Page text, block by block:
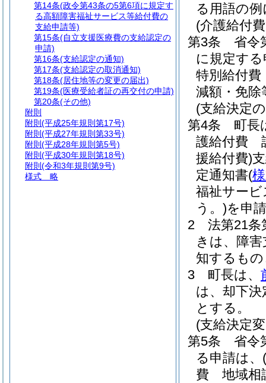
る用語の
(介護給付
第3条
省令
に規定す
特別給付
減額・免除
(支給決定
第4条
町長
護給付費
援給付費)
定通知書(
福祉サー
う。)を申
2
法第21
きは、障
知するも
3
町長は、
は、却下決
とする。
(支給決定
第5条
省令
る申請は、
費 地域相
第14条(政令第43条の5第6項に規定す
る高額障害福祉サービス等給付費の
支給申請等)
第15条(自立支援医療費の支給認定の
申請)
第16条(支給認定の通知)
第17条(支給認定の取消通知)
第18条(居住地等の変更の届出)
第19条(医療受給者証の再交付の申請)
第20条(その他)
附則
附則 (平成25年規則第17号)
附則 (平成27年規則第33号)
附則 (平成28年規則第5号)
附則 (平成30年規則第18号)
附則 (令和3年規則第9号)
様式 略